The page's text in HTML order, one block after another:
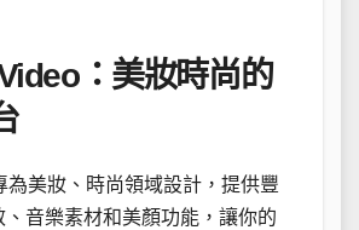
：美妝時尚的
為美妝、時尚領域設計，提供豐
、音樂素材和美顏功能，讓你的